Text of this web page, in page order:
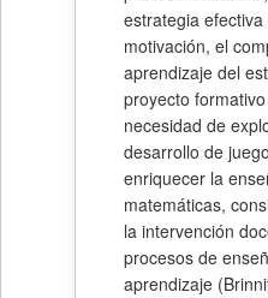
estrategia
motivación, el
aprendizaje del
proyecto
necesidad de
desarrollo de
enriquecer la
matemáticas,
la intervención
procesos de
aprendizaje